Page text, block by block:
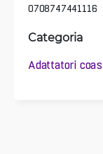
0708747441116
Categoria
Adattatori